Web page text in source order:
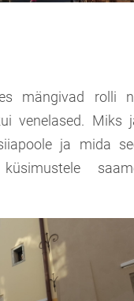
mängivad rolli
venelased. Miks
ja mida